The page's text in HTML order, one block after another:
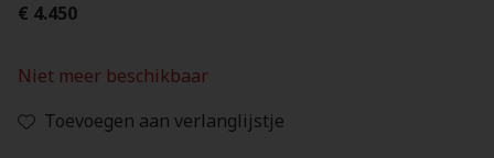
€ 4.450
Niet meer beschikbaar
Toevoegen aan verlanglijstje